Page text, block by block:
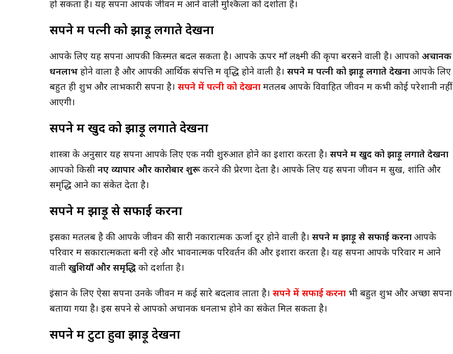
हो सकता है। यह सपना आपके जीवन में आने वाली मुश्किलों को दर्शाता है।
सपने में पत्नी को झाड़ू लगाते देखना
आपके लिए यह सपना आपकी किस्मत बदल सकता है। आपके ऊपर माँ लक्ष्मी की कृपा बरसने वाली है। आपको अचानक
धनलाभ होने वाला है और आपकी आर्थिक संपत्ति में वृद्धि होने वाली है। सपने में पत्नी को झाड़ू लगाते देखना आपके लिए
बहुत ही शुभ और लाभकारी सपना है। सपने में पत्नी को देखना मतलब आपके विवाहित जीवन में कभी कोई परेशानी नहीं
आएगी।
सपने में खुद को झाड़ू लगाते देखना
शास्त्रों के अनुसार यह सपना आपके लिए एक नयी शुरुआत होने का इशारा करता है। सपने में खुद को झाड़ू लगाते देखना
आपको किसी नए व्यापार और कारोबार शुरू करने की प्रेरणा देता है। आपके लिए यह सपना जीवन में सुख, शांति और
समृद्धि आने का संकेत देता है।
सपने में झाड़ू से सफाई करना
इसका मतलब है की आपके जीवन की सारी नकारात्मक ऊर्जा दूर होने वाली है। सपने में झाड़ू से सफाई करना आपके
परिवार में सकारात्मकता बनी रहे और भावनात्मक परिवर्तन की और इशारा करता है। यह सपना आपके परिवार में आने
वाली खुशियाँ और समृद्धि को दर्शाता है।
इंसान के लिए ऐसा सपना उनके जीवन में कई सारे बदलाव लाता है। सपने में सफाई करना भी बहुत शुभ और अच्छा सपना
बताया गया है। इस सपने से आपको अचानक धनलाभ होने का संकेत मिल सकता है।
सपने में टुटा हुवा झाड़ू देखना